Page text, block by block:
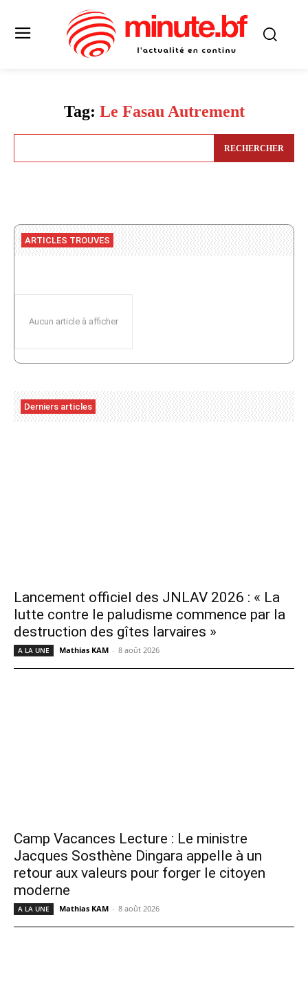
Tag: Le Fasau Autrement
RECHERCHER
ARTICLES TROUVES
Aucun article à afficher
Derniers articles
Lancement officiel des JNLAV 2026 : « La
lutte contre le paludisme commence par la
destruction des gîtes larvaires »
A LA UNE Mathias KAM - 8 août 2026
Camp Vacances Lecture : Le ministre
Jacques Sosthène Dingara appelle à un
retour aux valeurs pour forger le citoyen
moderne
A LA UNE Mathias KAM - 8 août 2026